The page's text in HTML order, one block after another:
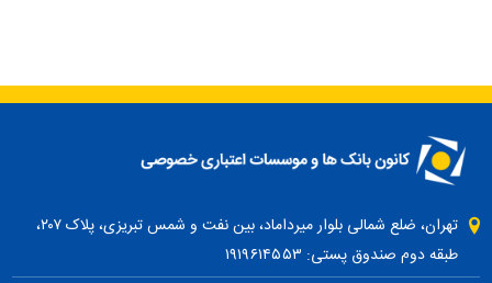
تهران، ضلع شمالی بلوار میرداماد، بین نفت و شمس تبریزی، پلاک ۲۰۷،
طبقه دوم صندوق پستی: ۱۹۱۹۶۱۴۵۵۳